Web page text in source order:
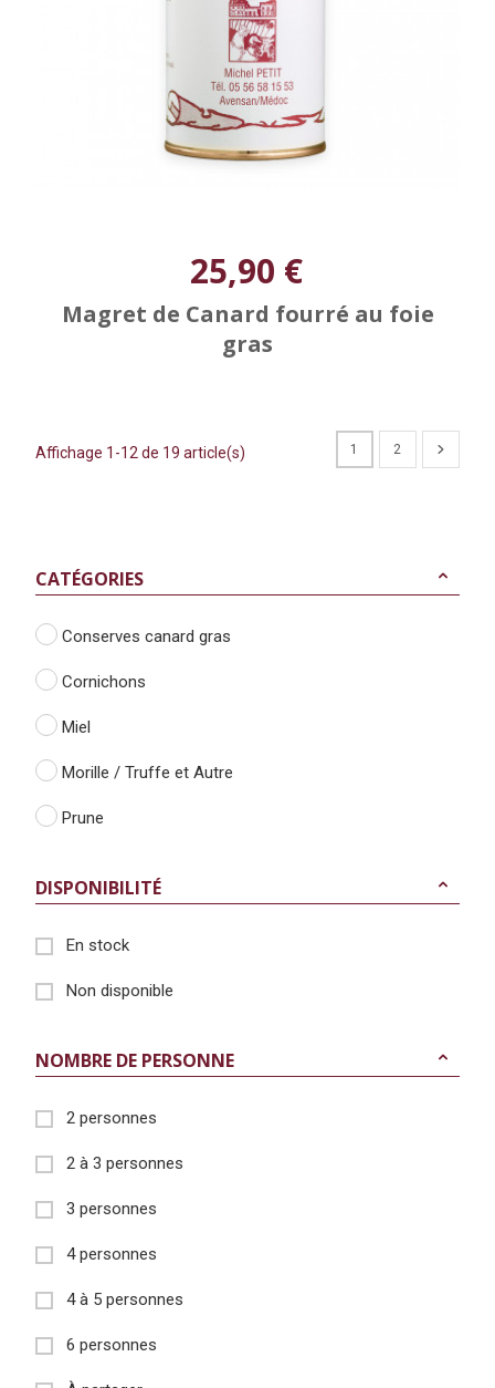
CATÉGORIES
Conserves canard gras
Cornichons
Miel
Morille / Truffe et Autre
Prune
DISPONIBILITÉ
En stock
Non disponible
NOMBRE DE PERSONNE
2 personnes
2 à 3 personnes
3 personnes
4 personnes
4 à 5 personnes
6 personnes
25,90 €
Magret de Canard fourré au foie
gras
Affichage 1-12 de 19 article(s) 1 2